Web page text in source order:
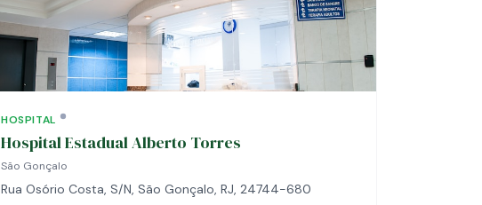
HOSPITAL
Hospital Estadual Alberto Torres
São Gonçalo
Rua Osório Costa, S/N, São Gonçalo, RJ, 24744-680